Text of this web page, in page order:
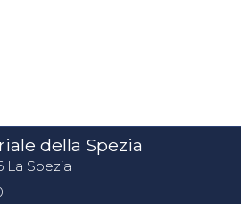
della Spezia
La Spezia